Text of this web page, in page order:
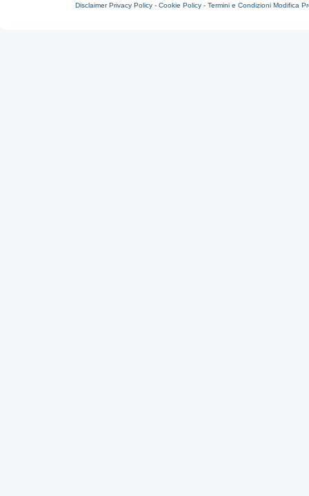
Disclaimer Privacy Policy - Cookie Policy - Termini e Condizioni Modifica